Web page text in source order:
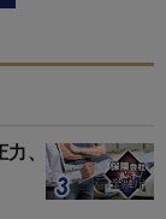
、